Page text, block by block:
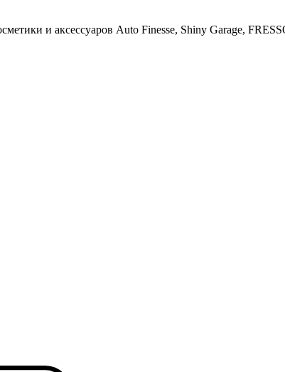
и аксессуаров Auto Finesse, Shiny Garage,